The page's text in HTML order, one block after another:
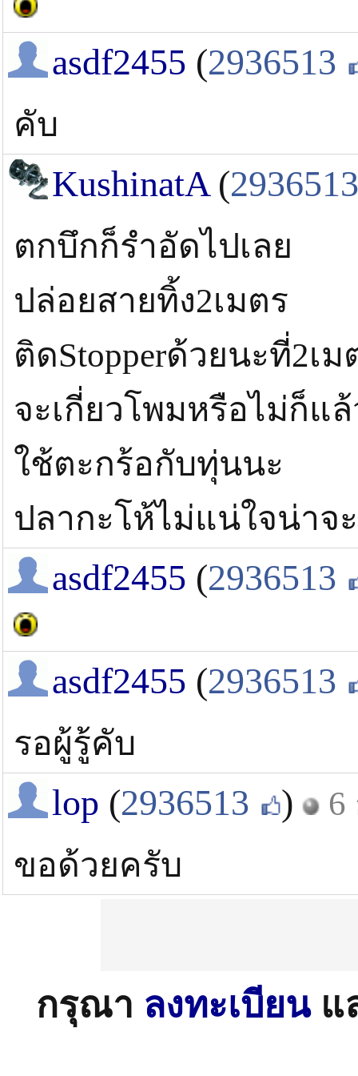
เอ็น 25 ปอนด์วันธรรมดาไหวครับ (คนน้อ
ลองไปทดลองดูหละกันครับ ( เห็นช่วงหลั
หรือเปล่าครับ)
asdf2455 (2936513
คับ
KushinatA(2936513
ตกบึกก็รำอัดไปเลย
ปล่อยสายทิ้ง2เมตร
ติดStopperด้วยนะที่2เม
จะเกี่ยวโพมหรือไม่ก็แ
ใช้ตะกร้อกับทุ่นนะ
ปลากะโห้ไม่แน่ใจน่าจ
asdf2455 (2936513
asdf2455 (2936513
รอผู้รู้คับ
lop (2936513 )
6
ขอด้วยครับ
กรุณา ลงทะเบียนแ